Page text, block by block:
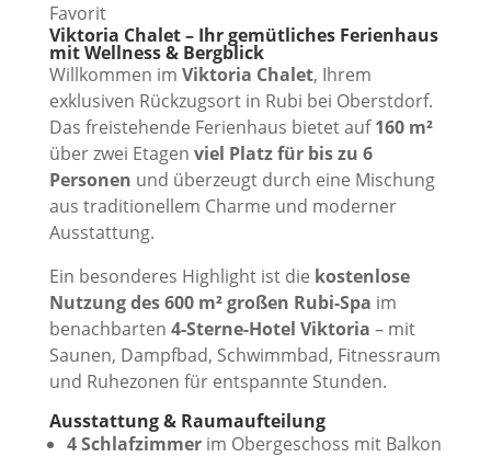
Favorit
Viktoria Chalet – Ihr gemütliches Ferienhaus
mit Wellness & Bergblick
Willkommen im Viktoria Chalet, Ihrem
exklusiven Rückzugsort in Rubi bei Oberstdorf.
Das freistehende Ferienhaus bietet auf160 m²
über zwei Etagen viel Platz für bis zu 6
Personen und überzeugt durch eine Mischung
aus traditionellem Charme und moderner
Ausstattung.
Ein besonderes Highlight ist die kostenlose
Nutzung des 600 m² großen Rubi-Spa im
benachbarten 4-Sterne-Hotel Viktoria – mit
Saunen, Dampfbad, Schwimmbad, Fitnessraum
und Ruhezonen für entspannte Stunden.
Ausstattung & Raumaufteilung
4 Schlafzimmerim Obergeschoss mit Balkon